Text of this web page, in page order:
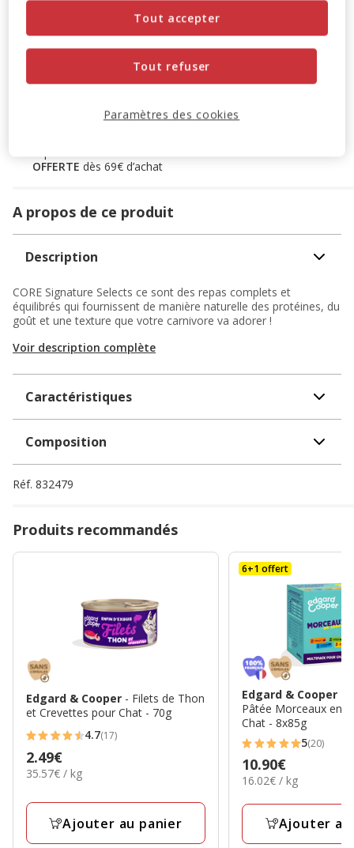
Options de livraison
Retrait en magasin
Disponible
Voir la disponibilité en magasin
Retrait dans 2hOFFERT
Livraison à domicile
OFFERTE dès 69€ d’achat
A propos de ce produit
Description
CORE Signature Selects ce sont des repas complets et
équilibrés qui fournissent de manière naturelle des protéines, du
goût et une texture que votre carnivore va adorer !
Voir description complète
Caractéristiques
Composition
Réf. 832479
Produits recommandés
Edgard & Cooper - Filets de Thon
et Crevettes pour Chat - 70g
4.7
étoiles
avec
17
4.7(17)
Prix
2.49€
2.49€
35.57€
Kg
35.57€ / kg
Ajouter au panier
6+1 offert
Edgard & Cooper
Pâtée Morceaux en
Chat - 8x85g
5
étoiles
avec
20
5(20)
Prix
10.90€
10.90€
16.02€
Kg
16.02€ / kg
Ajouter
Tout refuser
Tout accepter
Paramètres des cookies